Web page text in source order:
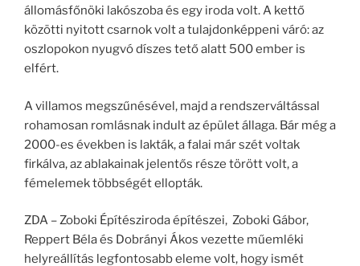
állomásfőnöki lakószoba és egy iroda volt. A kettő
közötti nyitott csarnok volt a tulajdonképpeni váró: az
oszlopokon nyugvó díszes tető alatt 500 ember is
elfért.
A villamos megszűnésével, majd a rendszerváltással
rohamosan romlásnak indult az épület állaga. Bár még a
2000-es években is lakták, a falai már szét voltak
firkálva, az ablakainak jelentős része törött volt, a
fémelemek többségét ellopták.
ZDA – Zoboki Építésziroda építészei, Zoboki Gábor,
Reppert Béla és Dobrányi Ákos vezette műemléki
helyreállítás legfontosabb eleme volt, hogy ismét